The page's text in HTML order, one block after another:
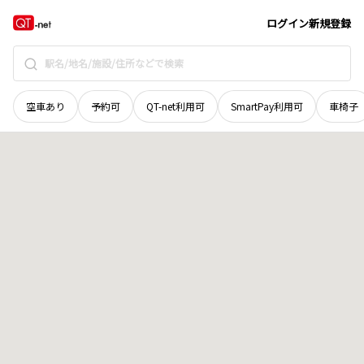
ログイン新規登録
空車あり 予約可 QT-net利用可 SmartPay利用可 車椅子
山口県